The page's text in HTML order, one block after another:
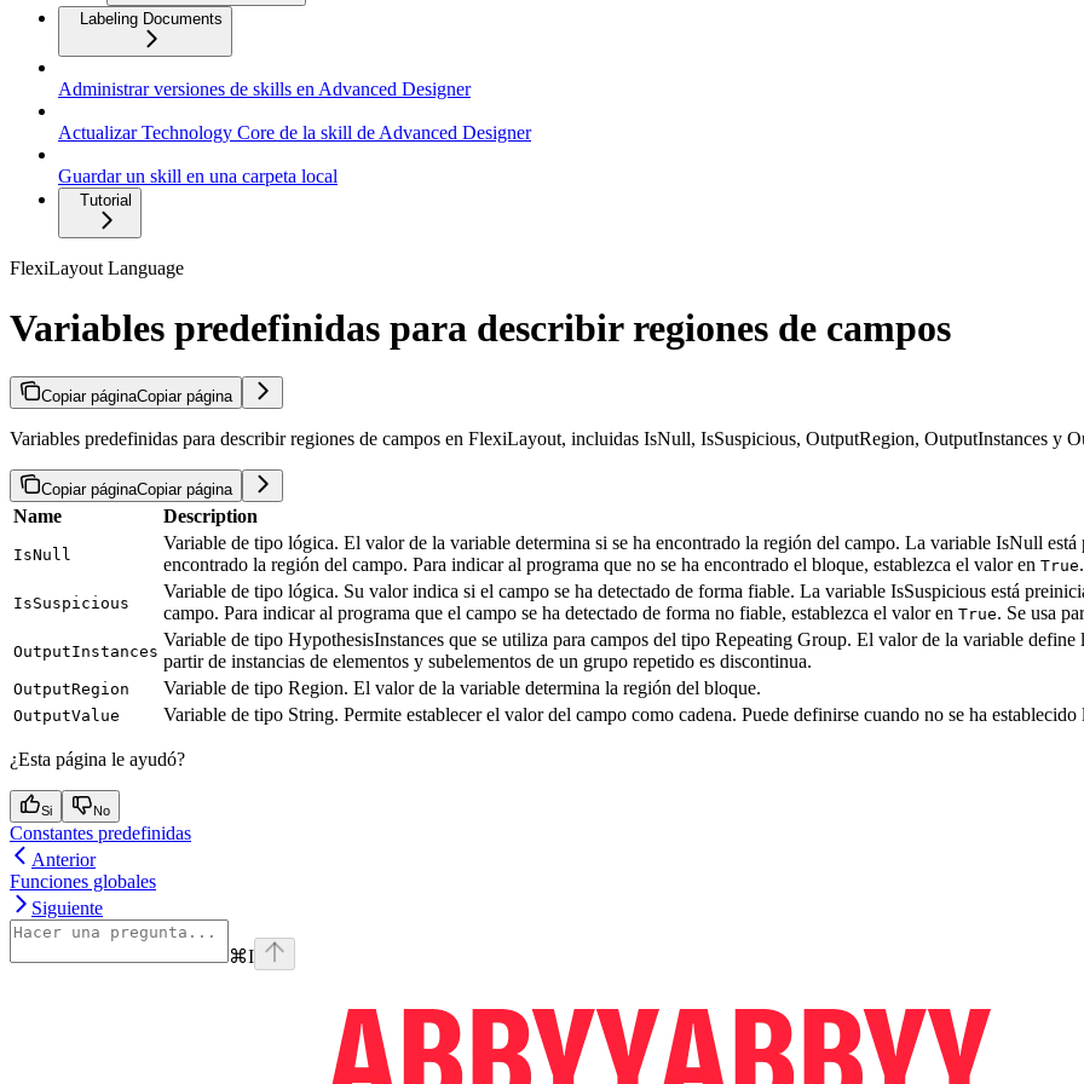
Labeling Documents
Administrar versiones de skills en Advanced Designer
Actualizar Technology Core de la skill de Advanced Designer
Guardar un skill en una carpeta local
Tutorial
FlexiLayout Language
Variables predefinidas para describir regiones de campos
Copiar páginaCopiar página
Variables predefinidas para describir regiones de campos en FlexiLayout, incluidas IsNull, IsSuspicious, OutputRegion, OutputInstances y
Copiar páginaCopiar página
Name Description
IsNull
Variable de tipo lógica. El valor de la variable determina si se ha encontrado la región del campo. La variable IsNull
encontrado la región del campo. Para indicar al programa que no se ha encontrado el bloque, establezca el valor en True
IsSuspicious
Variable de tipo lógica. Su valor indica si el campo se ha detectado de forma fiable. La variable IsSuspicious está
campo. Para indicar al programa que el campo se ha detectado de forma no fiable, establezca el valor en True. Se usa
OutputInstances
Variable de tipo HypothesisInstances que se utiliza para campos del tipo Repeating Group. El valor de la variable
partir de instancias de elementos y subelementos de un grupo repetido es discontinua.
OutputRegion Variable de tipo Region. El valor de la variable determina la región del bloque.
OutputValue Variable de tipo String. Permite establecer el valor del campo como cadena. Puede definirse cuando no se ha
¿Esta página le ayudó?
Si No
Constantes predefinidas
Anterior
Funciones globales
Siguiente
⌘I